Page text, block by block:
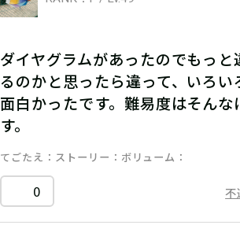
ダイヤグラムがあったのでもっ
るのかと思ったら違って、いろい
面白かったです。難易度はそんな
す。
てごたえ ストーリー ボリューム
0